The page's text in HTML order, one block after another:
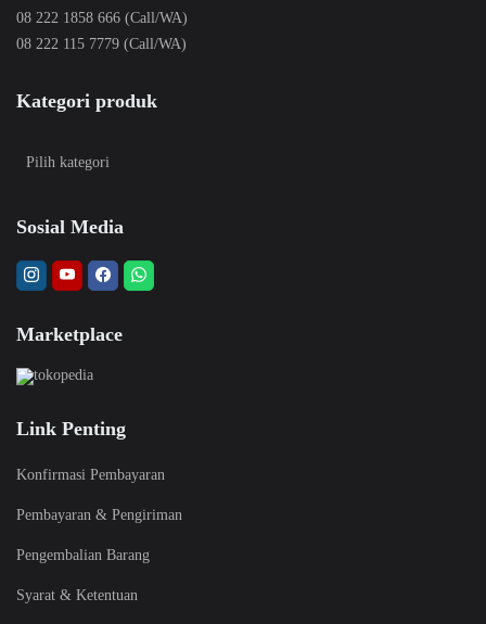
08 222 1858 666 (Call/WA)
08 222 115 7779 (Call/WA)
Kategori produk
Sosial Media
Marketplace
Link Penting
Konfirmasi Pembayaran
Pembayaran & Pengiriman
Pengembalian Barang
Syarat & Ketentuan